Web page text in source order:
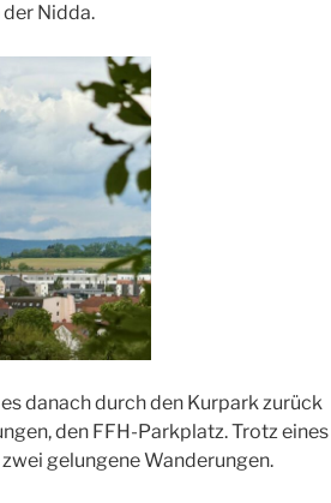
Nidda.
danach durch den Kurpark zurück
den FFH-Parkplatz. Trotz eines
gelungene Wanderungen.